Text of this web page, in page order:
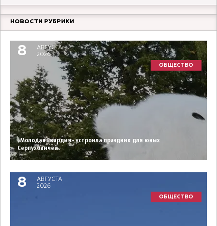
НОВОСТИ РУБРИКИ
8
АВГУСТА
2026
ОБЩЕСТВО
«Молодая Гвардия» устроила праздник для юных
Серпуховичей.
8
АВГУСТА
2026
ОБЩЕСТВО